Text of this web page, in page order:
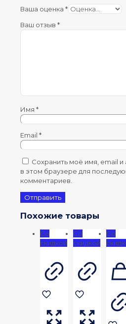
Ваша оценка *
Ваш отзыв *
Имя *
Email *
Сохранить моё имя, email и
в этом браузере для
комментариев.
Похожие товары
Со
скидкой
Со
скидкой
Со